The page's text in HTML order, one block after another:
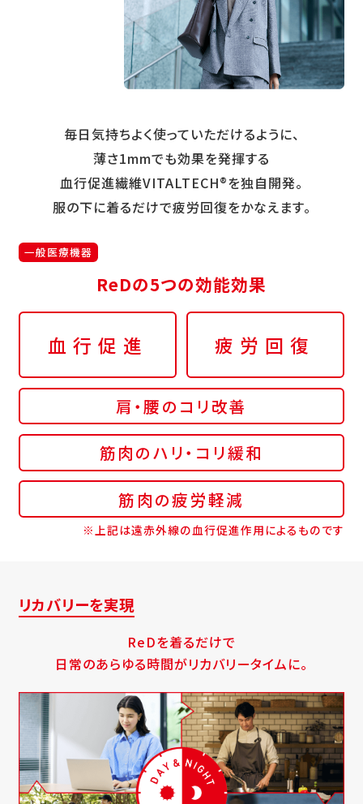
毎日気持ちよく使っていただけるように、
薄さ1mmでも効果を発揮する
血行促進繊維VITALTECH®を独自開発。
服の下に着るだけで疲労回復をかなえます。
一般医療機器
ReDの5つの効能効果
血行促進 疲労回復
肩・腰のコリ改善
筋肉のハリ・コリ緩和
筋肉の疲労軽減
※上記は遠赤外線の血行促進作用によるものです
リカバリーを実現
ReDを着るだけで
日常のあらゆる時間がリカバリータイムに。